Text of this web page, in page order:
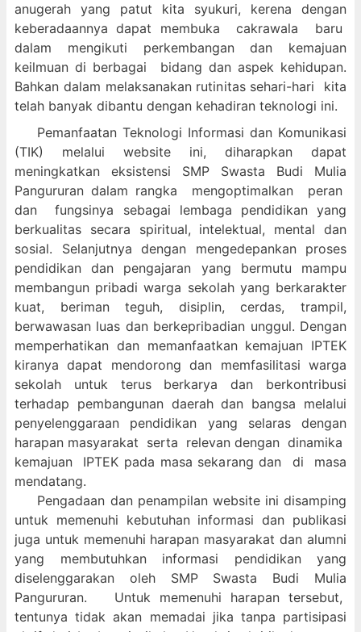
anugerah yang patut kita syukuri, kerena dengan
keberadaannya dapat membuka cakrawala baru
dalam mengikuti perkembangan dan kemajuan
keilmuan di berbagai bidang dan aspek kehidupan.
Bahkan dalam melaksanakan rutinitas sehari-hari kita
telah banyak dibantu dengan kehadiran teknologi ini.
Pemanfaatan Teknologi Informasi dan Komunikasi
(TIK) melalui website ini, diharapkan dapat
meningkatkan eksistensi SMP Swasta Budi Mulia
Pangururan dalam rangka mengoptimalkan peran
dan fungsinya sebagai lembaga pendidikan yang
berkualitas secara spiritual, intelektual, mental dan
sosial. Selanjutnya dengan mengedepankan proses
pendidikan dan pengajaran yang bermutu mampu
membangun pribadi warga sekolah yang berkarakter
kuat, beriman teguh, disiplin, cerdas, trampil,
berwawasan luas dan berkepribadian unggul. Dengan
memperhatikan dan memanfaatkan kemajuan IPTEK
kiranya dapat mendorong dan memfasilitasi warga
sekolah untuk terus berkarya dan berkontribusi
terhadap pembangunan daerah dan bangsa melalui
penyelenggaraan pendidikan yang selaras dengan
harapan masyarakat serta relevan dengan dinamika
kemajuan IPTEK pada masa sekarang dan di masa
mendatang.
Pengadaan dan penampilan website ini disamping
untuk memenuhi kebutuhan informasi dan publikasi
juga untuk memenuhi harapan masyarakat dan alumni
yang membutuhkan informasi pendidikan yang
diselenggarakan oleh SMP Swasta Budi Mulia
Pangururan. Untuk memenuhi harapan tersebut,
tentunya tidak akan memadai jika tanpa partisipasi